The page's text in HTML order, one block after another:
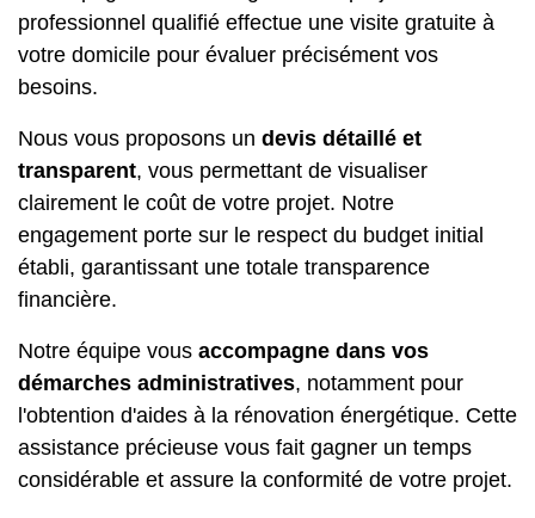
professionnel qualifié effectue une visite gratuite à
votre domicile pour évaluer précisément vos
besoins.
Nous vous proposons un devis détaillé et
transparent, vous permettant de visualiser
clairement le coût de votre projet. Notre
engagement porte sur le respect du budget initial
établi, garantissant une totale transparence
financière.
Notre équipe vous accompagne dans vos
démarches administratives, notamment pour
l'obtention d'aides à la rénovation énergétique. Cette
assistance précieuse vous fait gagner un temps
considérable et assure la conformité de votre projet.